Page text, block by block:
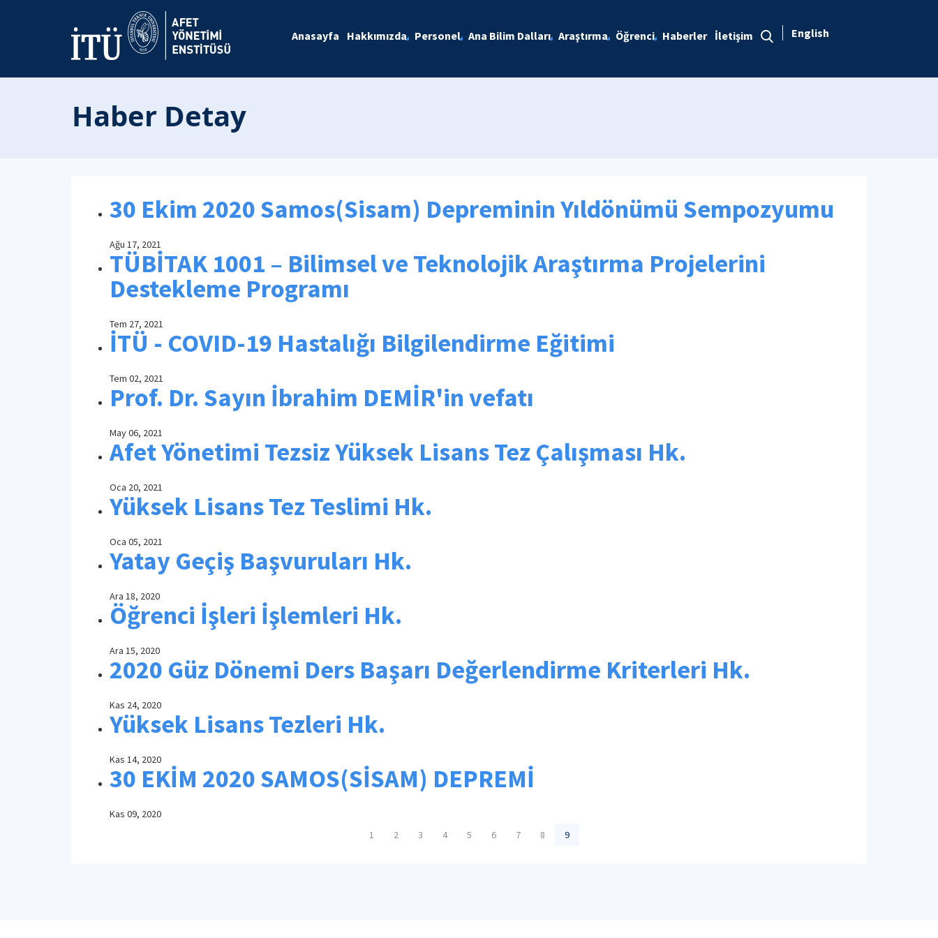
Anasayfa Hakkımızda Personel Ana Bilim Dalları Araştırma Öğrenci Haberler İletişim English
Haber Detay
30 Ekim 2020 Samos(Sisam) Depreminin Yıldönümü Sempozyumu
Ağu 17, 2021
TÜBİTAK 1001 – Bilimsel ve Teknolojik Araştırma Projelerini
Destekleme Programı
Tem 27, 2021
İTÜ - COVID-19 Hastalığı Bilgilendirme Eğitimi
Tem 02, 2021
Prof. Dr. Sayın İbrahim DEMİR'in vefatı
May 06, 2021
Afet Yönetimi Tezsiz Yüksek Lisans Tez Çalışması Hk.
Oca 20, 2021
Yüksek Lisans Tez Teslimi Hk.
Oca 05, 2021
Yatay Geçiş Başvuruları Hk.
Ara 18, 2020
Öğrenci İşleri İşlemleri Hk.
Ara 15, 2020
2020 Güz Dönemi Ders Başarı Değerlendirme Kriterleri Hk.
Kas 24, 2020
Yüksek Lisans Tezleri Hk.
Kas 14, 2020
30 EKİM 2020 SAMOS(SİSAM) DEPREMİ
Kas 09, 2020
1
2 3 4 5 6 7 8 9